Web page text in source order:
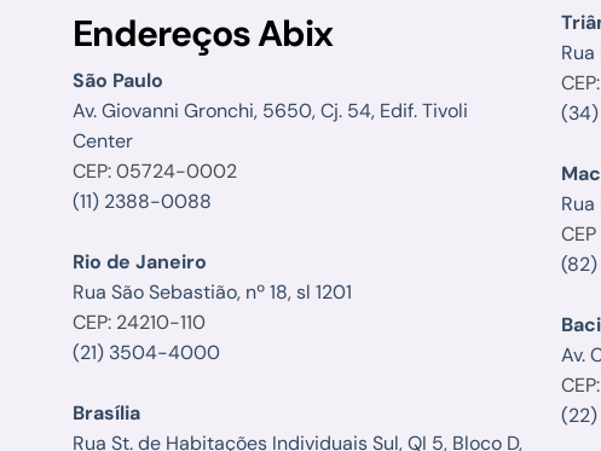
Endereços Abix
São Paulo
Av. Giovanni Gronchi, 5650, Cj. 54, Edif. Tivoli
Center
CEP: 05724-0002
(11) 2388-0088
Rio de Janeiro
Rua São Sebastião, nº 18, sl 1201
CEP: 24210-110
(21) 3504-4000
Brasília
Rua St. de Habitações Individuais Sul, QI 5, Bloco D,
Rua
(82)
Av.